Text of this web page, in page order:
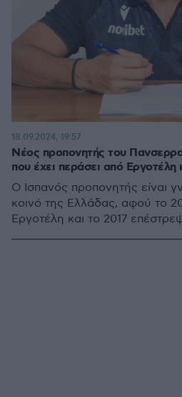
Νέος προπονητής του
που έχει περάσει από Εργοτέλη
Ο Ισπανός προπονητής είναι
κοινό της Ελλάδας, αφού το
Εργοτέλη και το 2017
18.09.2024, 19:57